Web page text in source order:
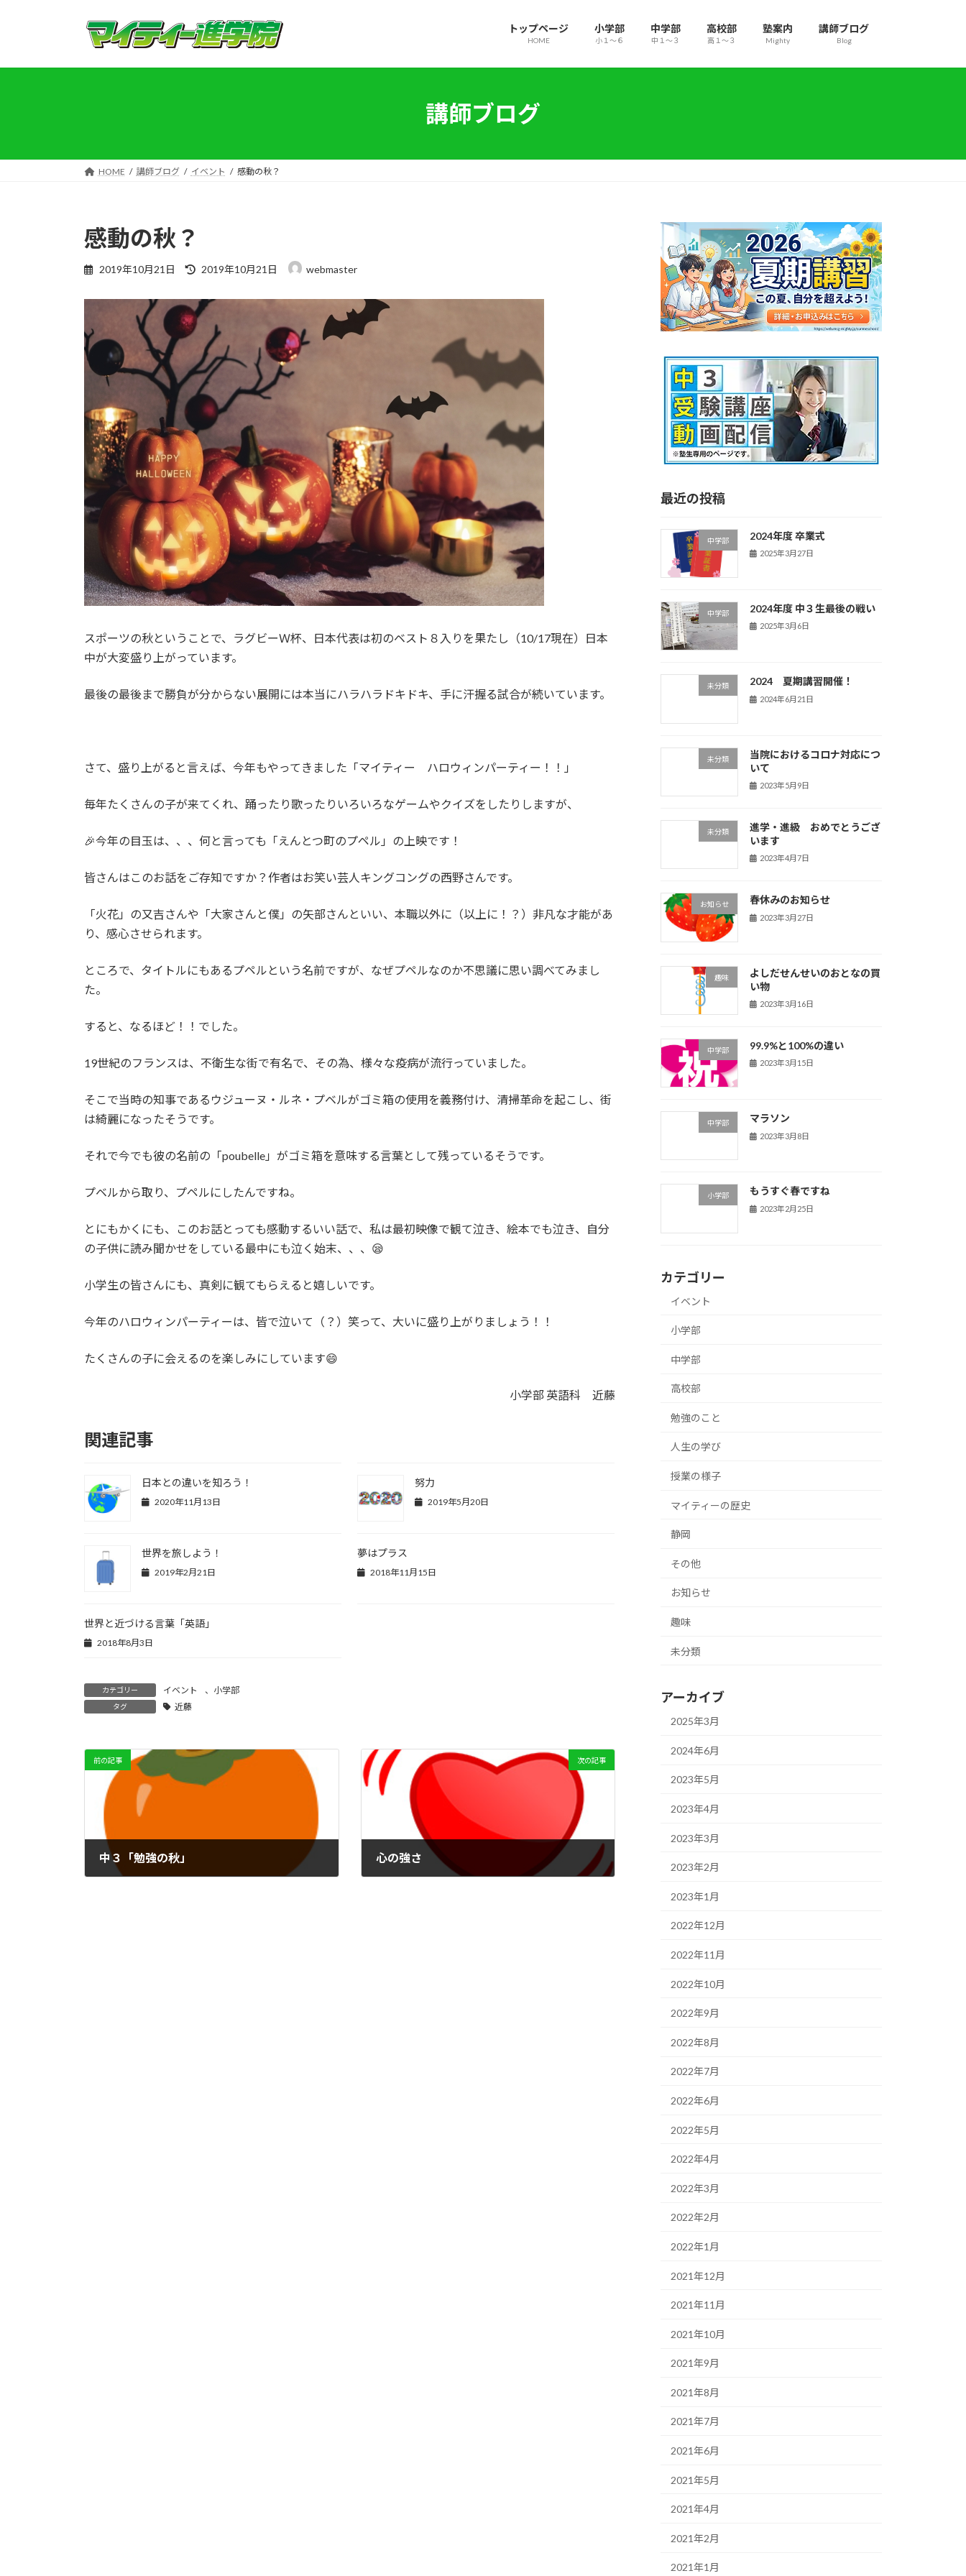
プ
動
トップページ
HOME
小学部
小１～６
中学部
中１～３
高校部
高１～３
塾案内
Mighty
講師ブログ
Blog
講師ブログ
HOME 講師ブログ イベント 感動の秋？
感動の秋？
2019年10月21日
最
新
時
:
2019年10月21日 webmaster
スポーツの秋ということで、ラグビーＷ杯、日本代表は初のベスト８入りを果たし（10/17現在）日本
中が大変盛り上がっています。
最後の最後まで勝負が分からない展開には本当にハラハラドキドキ、手に汗握る試合が続いています。
さて、盛り上がると言えば、今年もやってきました「マイティー ハロウィンパーティー！！」
毎年たくさんの子が来てくれ、踊ったり歌ったりいろいろなゲームやクイズをしたりしますが、
🎉今年の目玉は、、、何と言っても「えんとつ町のプペル」の上映です！
皆さんはこのお話をご存知ですか？作者はお笑い芸人キングコングの西野さんです。
「火花」の又吉さんや「大家さんと僕」の矢部さんといい、本職以外に（以上に！？）非凡な才能があ
り、感心させられます。
ところで、タイトルにもあるプペルという名前ですが、なぜプペルなのか不思議に思い調べてみまし
た。
すると、なるほど！！でした。
19世紀のフランスは、不衛生な街で有名で、その為、様々な疫病が流行っていました。
そこで当時の知事であるウジューヌ・ルネ・プベルがゴミ箱の使用を義務付け、清掃革命を起こし、街
は綺麗になったそうです。
それで今でも彼の名前の「poubelle」がゴミ箱を意味する言葉として残っているそうです。
プベルから取り、プペルにしたんですね。
とにもかくにも、このお話とっても感動するいい話で、私は最初映像で観て泣き、絵本でも泣き、自分
の子供に読み聞かせをしている最中にも泣く始末、、、😪
小学生の皆さんにも、真剣に観てもらえると嬉しいです。
今年のハロウィンパーティーは、皆で泣いて（？）笑って、大いに盛り上がりましょう！！
たくさんの子に会えるのを楽しみにしています😄
小学部 英語科 近藤
関連記事
日本との違いを知ろう！
2020年11月13日
努力
2019年5月20日
世界を旅しよう！
2019年2月21日
夢はプラス
2018年11月15日
世界と近づける言葉「英語」
2018年8月3日
カテゴリー イベント 、 小学部
タグ 近藤
前の記事
中３「勉強の秋」
次の記事
心の強さ
最近の投稿
中学部 2024年度 卒業式
2025年3月27日
中学部 2024年度 中３生最後の戦い
2025年3月6日
未分類 2024 夏期講習開催！
2024年6月21日
未分類
当院におけるコロナ対応につ
いて
2023年5月9日
未分類
進学・進級 おめでとうござ
います
2023年4月7日
お知らせ 春休みのお知らせ
2023年3月27日
趣味
よしだせんせいのおとなの買
い物
2023年3月16日
中学部 99.9%と100%の違い
2023年3月15日
中学部 マラソン
2023年3月8日
小学部 もうすぐ春ですね
2023年2月25日
カテゴリー
イベント
小学部
中学部
高校部
勉強のこと
人生の学び
授業の様子
マイティーの歴史
静岡
その他
お知らせ
趣味
未分類
アーカイブ
2025年3月
2024年6月
2023年5月
2023年4月
2023年3月
2023年2月
2023年1月
2022年12月
2022年11月
2022年10月
2022年9月
2022年8月
2022年7月
2022年6月
2022年5月
2022年4月
2022年3月
2022年2月
2022年1月
2021年12月
2021年11月
2021年10月
2021年9月
2021年8月
2021年7月
2021年6月
2021年5月
2021年4月
2021年2月
2021年1月